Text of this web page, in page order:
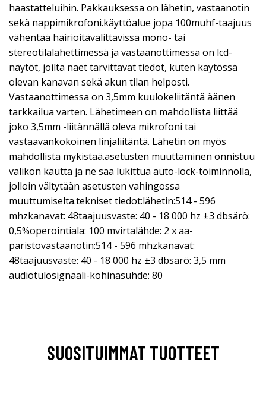
haastatteluihin. Pakkauksessa on lähetin, vastaanotin
sekä nappimikrofoni.käyttöalue jopa 100muhf-taajuus
vähentää häiriöitävalittavissa mono- tai
stereotilalähettimessä ja vastaanottimessa on lcd-
näytöt, joilta näet tarvittavat tiedot, kuten käytössä
olevan kanavan sekä akun tilan helposti.
Vastaanottimessa on 3,5mm kuulokeliitäntä äänen
tarkkailua varten. Lähetimeen on mahdollista liittää
joko 3,5mm -liitännällä oleva mikrofoni tai
vastaavankokoinen linjaliitäntä. Lähetin on myös
mahdollista mykistää.asetusten muuttaminen onnistuu
valikon kautta ja ne saa lukittua auto-lock-toiminnolla,
jolloin vältytään asetusten vahingossa
muuttumiselta.tekniset tiedot:lähetin:514 - 596
mhzkanavat: 48taajuusvaste: 40 - 18 000 hz ±3 dbsärö:
0,5%operointiala: 100 mvirtalähde: 2 x aa-
paristovastaanotin:514 - 596 mhzkanavat:
48taajuusvaste: 40 - 18 000 hz ±3 dbsärö: 3,5 mm
audiotulosignaali-kohinasuhde: 80
SUOSITUIMMAT TUOTTEET